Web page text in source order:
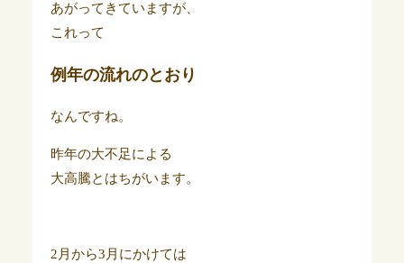
あがってきていますが、
これって
例年の流れのとおり
なんですね。
昨年の大不足による
大高騰とはちがいます。
2月から3月にかけては